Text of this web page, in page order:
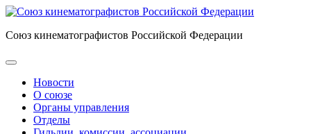
Союз кинематографистов Российской Федерации
Новости
О союзе
Органы управления
Отделы